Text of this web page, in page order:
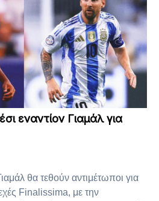
εναντίον Γιαμάλ για
θα τεθούν αντιμέτωποι για
Finalissima, με την